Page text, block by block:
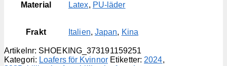
Material Latex, PU-läder
Frakt Italien, Japan, Kina
Artikelnr: SHOEKING_373191159251
Kategori: Loafers för Kvinnor Etiketter:2024,